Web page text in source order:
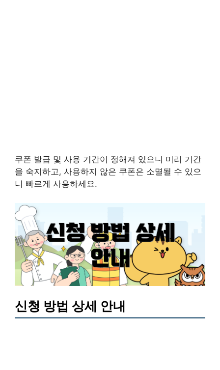
쿠폰 발급 및 사용 기간이 정해져 있으니 미리 기간
을 숙지하고, 사용하지 않은 쿠폰은 소멸될 수 있으
니 빠르게 사용하세요.
신청 방법 상세 안내